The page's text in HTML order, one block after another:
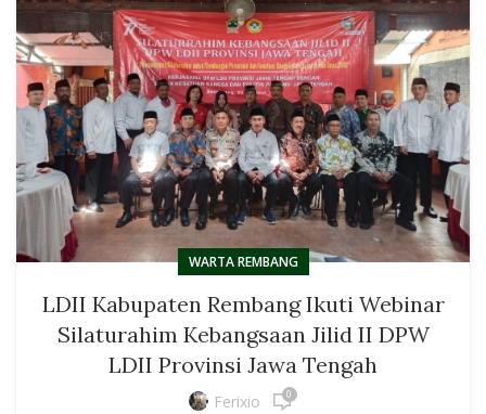
WARTA REMBANG
LDII Kabupaten Rembang Ikuti Webinar
Silaturahim Kebangsaan Jilid II DPW
LDII Provinsi Jawa Tengah
Ferixio 0